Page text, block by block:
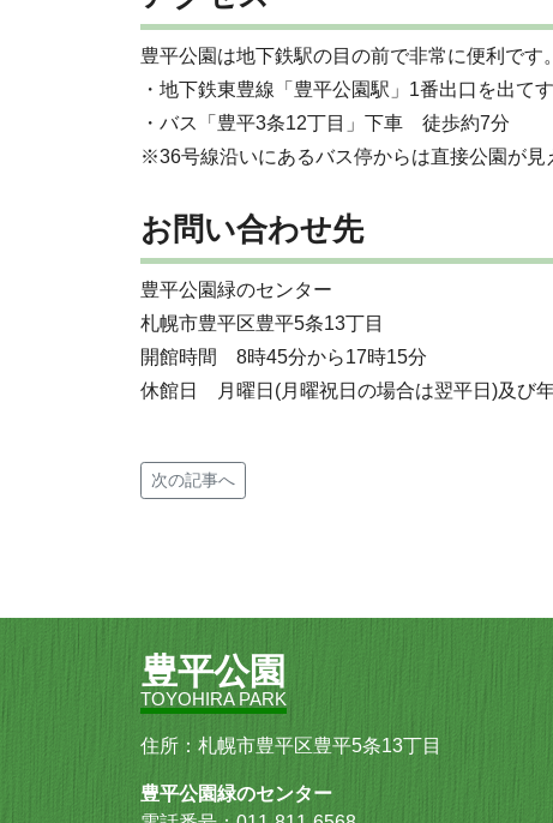
豊平公園は地下鉄駅の目の前で非常に便利です
・地下鉄東豊線「豊平公園駅」1番出口を出て
・バス「豊平3条12丁目」下車 徒歩約7分
※36号線沿いにあるバス停からは直接公園が見
お問い合わせ先
豊平公園緑のセンター
札幌市豊平区豊平5条13丁目
開館時間 8時45分から17時15分
休館日 月曜日(月曜祝日の場合は翌平日)及び
次の記事へ
豊平公園
TOYOHIRA PARK
住所：札幌市豊平区豊平5条13丁目
豊平公園緑のセンター